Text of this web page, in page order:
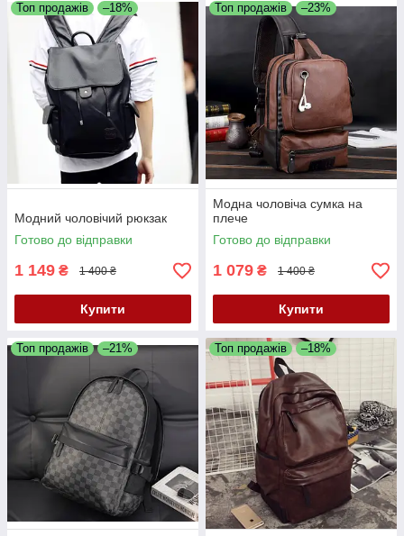
Топ продажів –18%
Модний чоловічий рюкзак
Готово до відправки
1 149 ₴ 1 400 ₴
Купити
Топ продажів –23%
Модна чоловіча сумка на
плече
Готово до відправки
1 079 ₴ 1 400 ₴
Купити
Топ продажів –21% Топ продажів –18%